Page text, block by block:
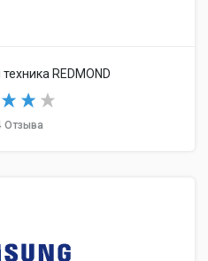
REDMOND
Отзыва